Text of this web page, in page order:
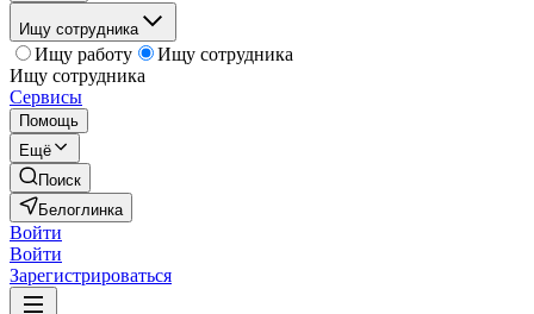
Ищу сотрудника
Ищу работу
Ищу сотрудника
Ищу сотрудника
Сервисы
Помощь
Ещё
Поиск
Белоглинка
Войти
Войти
Зарегистрироваться